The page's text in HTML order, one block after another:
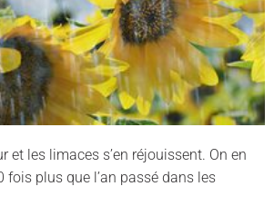
et les limaces s’en réjouissent. On en
fois plus que l’an passé dans les